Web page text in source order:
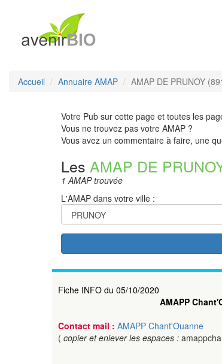
Accueil Annuaire AMAP AMAP DE PRUNOY
Votre Pub sur cette page et toutes les
Vous ne trouvez pas votre AMAP ?
Vous avez un commentaire à faire, une
Les AMAP DE
1 AMAP trouvée
L'AMAP dans votre ville :
Fiche INFO du 05/10/2020
AMAPP
Contact mail : AMAPP Chant'Ouanne
( copier et enlever les espaces :